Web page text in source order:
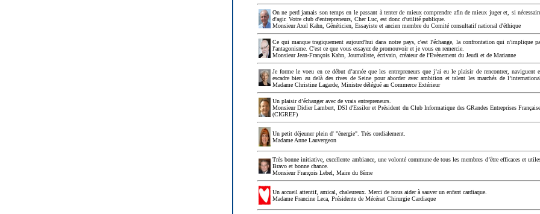
On ne perd jamais son temps en le passant à tenter de mieux comprendre afin de mieux juger et, si
d'agir. Votre club d'entrepreneurs, Cher Luc, est donc d'utilité publique.
Monsieur Axel Kahn, Généticien, Essayiste et ancien membre du Comité consultatif national d'éthique
Ce qui manque tragiquement aujourd'hui dans notre pays, c'est l'échange, la confrontation qui n'implique
l'antagonisme. C'est ce que vous essayez de promouvoir et je vous en remercie.
Monsieur Jean-François Kahn, Journaliste, écrivain, créateur de l'Evènement du Jeudi et de Marianne
Je forme le voeu en ce début d’année que les entrepreneurs que j’ai eu le plaisir de rencontrer, naviguent
escadre bien au delà des rives de Seine pour aborder avec ambition et talent les marchés de l’international.
Madame Christine Lagarde, Ministre délégué au Commerce Extérieur
Un plaisir d’échanger avec de vrais entrepreneurs.
Monsieur Didier Lambert, DSI d'Essilor et Président du Club Informatique des GRandes Entreprises
(CIGREF)
Un petit déjeuner plein d' "énergie". Très cordialement.
Madame Anne Lauvergeon
Très bonne initiative, excellente ambiance, une volonté commune de tous les membres d’être efficaces et
Bravo et bonne chance.
Monsieur François Lebel, Maire du 8ème
Un accueil attentif, amical, chaleureux. Merci de nous aider à sauver un enfant cardiaque.
Madame Francine Leca, Présidente de Mécénat Chirurgie Cardiaque